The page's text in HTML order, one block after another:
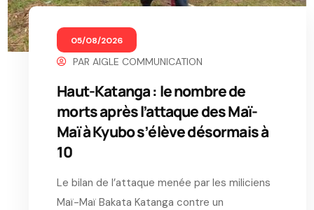
05/08/2026
PARAIGLE COMMUNICATION
Haut-Katanga : le nombre de
morts après l’attaque des Maï-
Maï à Kyubo s’élève désormais à
10
Le bilan de l’attaque menée par les miliciens
Maï-Maï Bakata Katanga contre un